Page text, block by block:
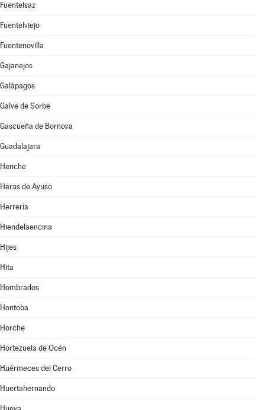
Fuentelsaz
Fuentelviejo
Fuentenovilla
Gajanejos
Galápagos
Galve de Sorbe
Gascueña de Bornova
Guadalajara
Henche
Heras de Ayuso
Herrería
Hiendelaencina
Hijes
Hita
Hombrados
Hontoba
Horche
Hortezuela de Océn
Huérmeces del Cerro
Huertahernando